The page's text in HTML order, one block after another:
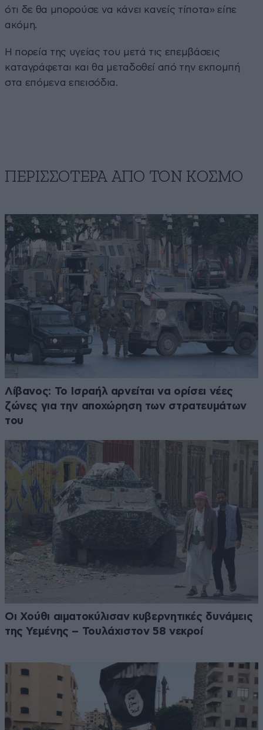
ότι δε θα μπορούσε να κάνει κανείς τίποτα» είπε
ακόμη.
Η πορεία της υγείας του μετά τις επεμβάσεις
καταγράφεται και θα μεταδοθεί από την εκπομπή
στα επόμενα επεισόδια.
ΠΕΡΙΣΣΟΤΕΡΑ ΑΠΟ ΤΟΝ ΚΟΣΜΟ
Λίβανος: Το Ισραήλ αρνείται να ορίσει νέες
ζώνες για την αποχώρηση των στρατευμάτων
του
Οι Χούθι αιματοκύλισαν κυβερνητικές δυνάμεις
της Υεμένης – Τουλάχιστον 58 νεκροί